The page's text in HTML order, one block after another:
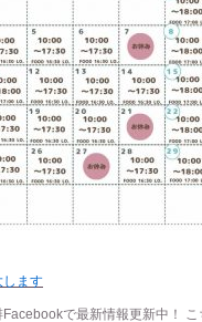
します
Facebookで最新情報更新中！ こ